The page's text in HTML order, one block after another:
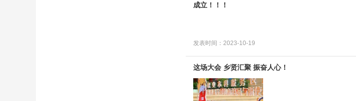
成立！！！
发表时间：2023-10-19
这场大会 乡贤汇聚 振奋人心！